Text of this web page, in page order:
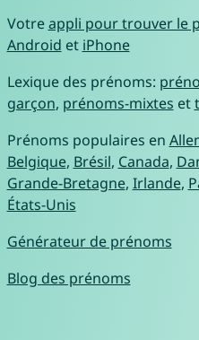
Votreappli pour trouver le
Android et iPhone
Lexique des prénoms:
garçon, prénoms-mixtes et
Prénoms populaires en
Belgique, Brésil, Canada,
Grande-Bretagne, Irlande,
États-Unis
Générateur de prénoms
Blog des prénoms